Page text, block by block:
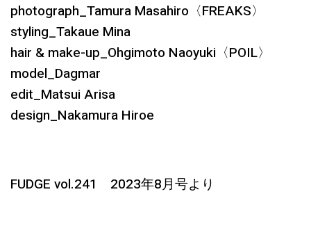
photograph_Tamura Masahiro〈FREAKS〉
styling_Takaue Mina
hair & make-up_Ohgimoto Naoyuki〈POIL〉
model_Dagmar
edit_Matsui Arisa
design_Nakamura Hiroe
FUDGE vol.241 2023年8月号より